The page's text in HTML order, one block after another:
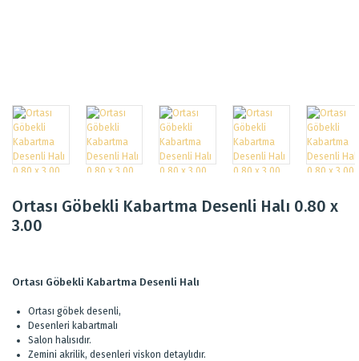
Ortası Göbekli Kabartma Desenli Halı 0.80 x
3.00
Ortası Göbekli Kabartma Desenli Halı
Ortası göbek desenli,
Desenleri kabartmalı
Salon halısıdır.
Zemini akrilik, desenleri viskon detaylıdır.